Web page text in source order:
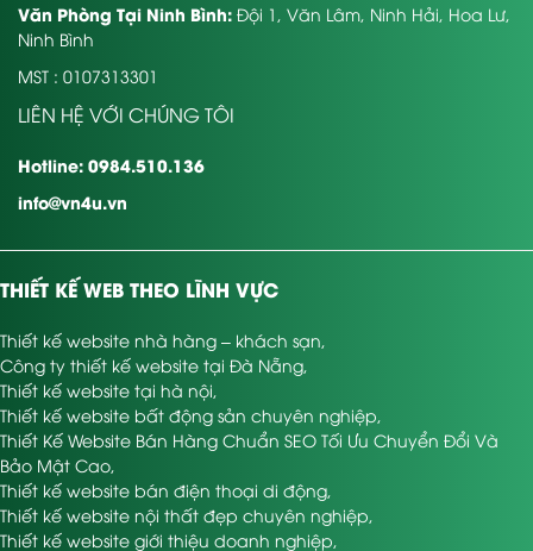
Văn Phòng Tại Ninh Bình: Đội 1, Văn Lâm, Ninh Hải, Hoa Lư,
Ninh Bình
MST : 0107313301
LIÊN HỆ VỚI CHÚNG TÔI
Hotline: 0984.510.136
info@vn4u.vn
THIẾT KẾ WEB THEO LĨNH VỰC
Thiết kế website nhà hàng – khách sạn,
Công ty thiết kế website tại Đà Nẵng,
Thiết kế website tại hà nội,
Thiết kế website bất động sản chuyên nghiệp,
Thiết Kế Website Bán Hàng Chuẩn SEO Tối Ưu Chuyển Đổi Và
Bảo Mật Cao,
Thiết kế website bán điện thoại di động,
Thiết kế website nội thất đẹp chuyên nghiệp,
Thiết kế website giới thiệu doanh nghiệp,